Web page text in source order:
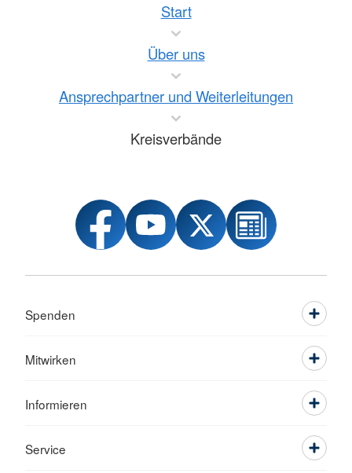
Start
Über uns
Ansprechpartner und Weiterleitungen
Kreisverbände
Spenden
Mitwirken
Informieren
Service